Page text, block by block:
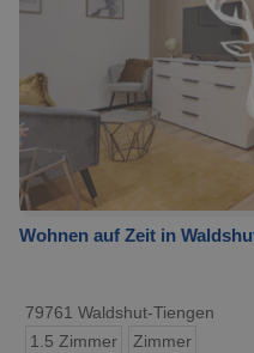
Wohnen auf Zeit in
79761 Waldshut-Tiengen
1.5 Zimmer
Zimmer